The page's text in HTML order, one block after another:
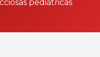
pediátricas